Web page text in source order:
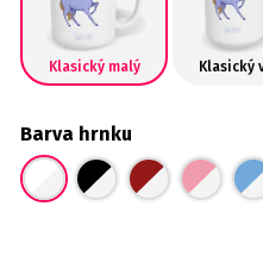
Klasický malý Klasický
Barva hrnku